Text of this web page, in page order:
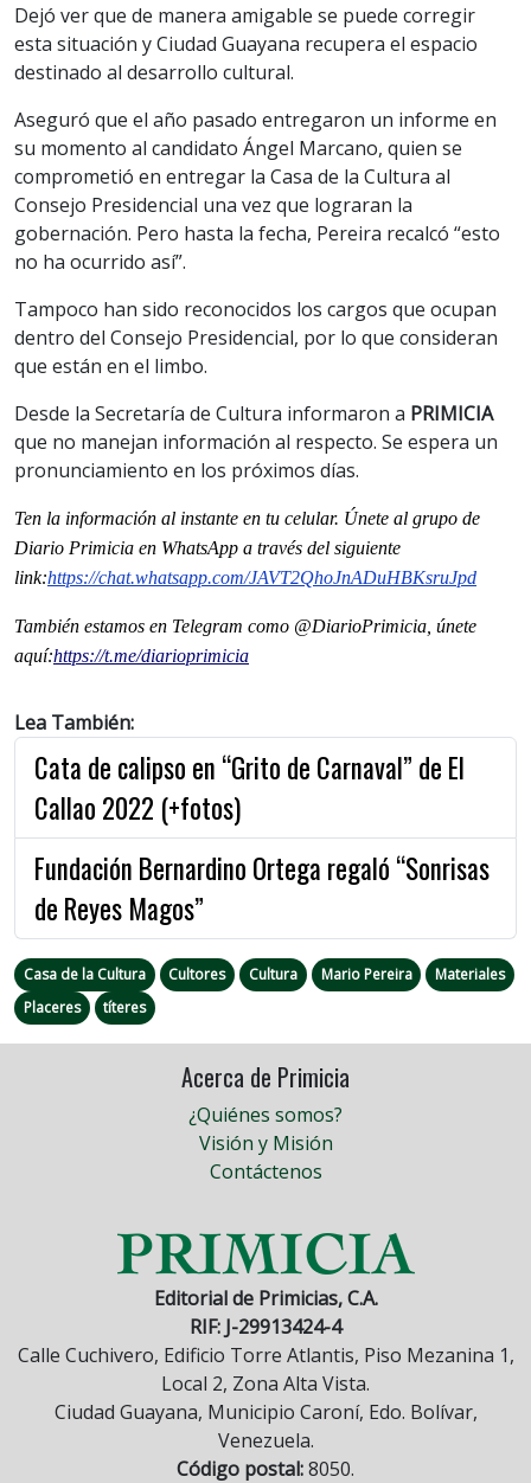
Dejó ver que de manera amigable se puede corregir
esta situación y Ciudad Guayana recupera el espacio
destinado al desarrollo cultural.
Aseguró que el año pasado entregaron un informe en
su momento al candidato Ángel Marcano, quien se
comprometió en entregar la Casa de la Cultura al
Consejo Presidencial una vez que lograran la
gobernación. Pero hasta la fecha, Pereira recalcó “esto
no ha ocurrido así”.
Tampoco han sido reconocidos los cargos que ocupan
dentro del Consejo Presidencial, por lo que consideran
que están en el limbo.
Desde la Secretaría de Cultura informaron a PRIMICIA
que no manejan información al respecto. Se espera un
pronunciamiento en los próximos días.
Ten la información al instante en tu celular. Únete al grupo de
Diario Primicia en WhatsApp a través del siguiente
link:https://chat.whatsapp.com/JAVT2QhoJnADuHBKsruJpd
También estamos en Telegram como @DiarioPrimicia, únete
aquí:https://t.me/diarioprimicia
Lea También:
Cata de calipso en “Grito de Carnaval” de El
Callao 2022 (+fotos)
Fundación Bernardino Ortega regaló “Sonrisas
de Reyes Magos”
Casa de la Cultura Cultores Cultura Mario Pereira
Materiales
Placeres
títeres
Acerca de Primicia
¿Quiénes somos?
Visión y Misión
Contáctenos
Editorial de Primicias, C.A.
RIF: J-29913424-4
Calle Cuchivero, Edificio Torre Atlantis, Piso Mezanina 1,
Local 2, Zona Alta Vista.
Ciudad Guayana, Municipio Caroní, Edo. Bolívar,
Venezuela.
Código postal:8050.